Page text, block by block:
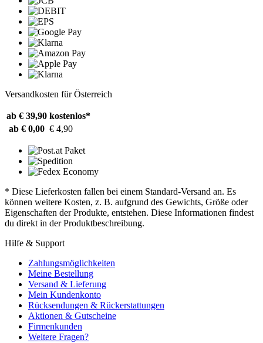
Versandkosten für Österreich
ab € 39,90 kostenlos*
ab € 0,00 € 4,90
* Diese Lieferkosten fallen bei einem Standard-Versand an. Es
können weitere Kosten, z. B. aufgrund des Gewichts, Größe oder
Eigenschaften der Produkte, entstehen. Diese Informationen findest
du direkt in der Produktbeschreibung.
Hilfe & Support
Zahlungsmöglichkeiten
Meine Bestellung
Versand & Lieferung
Mein Kundenkonto
Rücksendungen & Rückerstattungen
Aktionen & Gutscheine
Firmenkunden
Weitere Fragen?